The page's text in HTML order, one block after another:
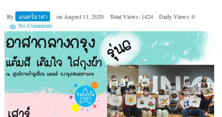
By มนตร์อาสา on August 11, 2020 Total Views: 1424
Daily Views: 0
No Comments